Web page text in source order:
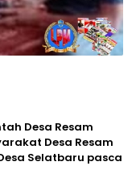
Desa Resam
Desa Resam
Selatbaru pasca